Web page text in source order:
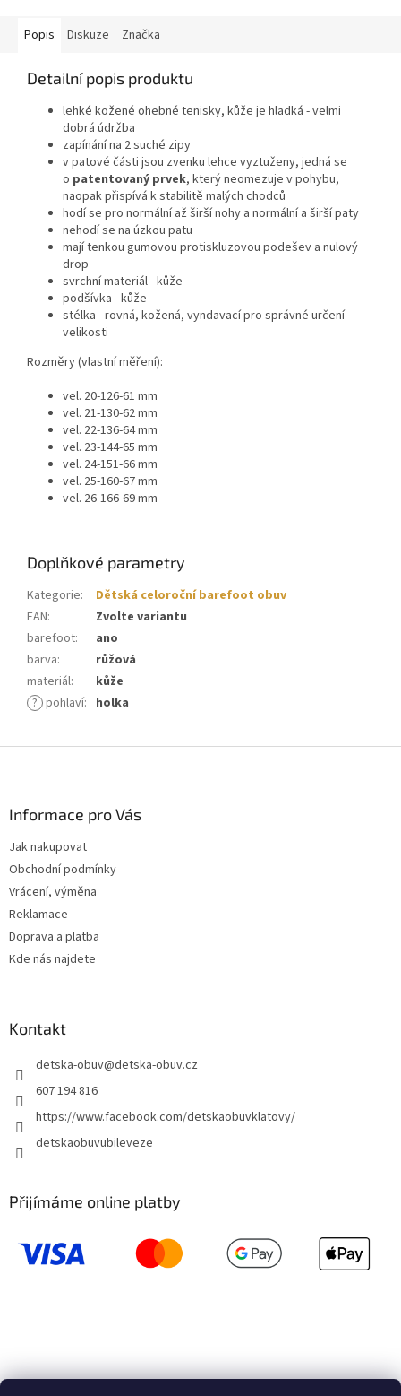
Popis Diskuze Značka
Detailní popis produktu
lehké kožené ohebné tenisky, kůže je hladká - velmi
dobrá údržba
zapínání na 2 suché zipy
v patové části jsou zvenku lehce vyztuženy, jedná se
o patentovaný prvek, který neomezuje v pohybu,
naopak přispívá k stabilitě malých chodců
hodí se pro normální až širší nohy a normální a širší paty
nehodí se na úzkou patu
mají tenkou gumovou protiskluzovou podešev a nulový
drop
svrchní materiál - kůže
podšívka - kůže
stélka - rovná, kožená, vyndavací pro správné určení
velikosti
Rozměry (vlastní měření):
vel. 20-126-61 mm
vel. 21-130-62 mm
vel. 22-136-64 mm
vel. 23-144-65 mm
vel. 24-151-66 mm
vel. 25-160-67 mm
vel. 26-166-69 mm
Doplňkové parametry
Kategorie:
Dětská celoroční barefoot obuv
EAN:
Zvolte variantu
barefoot:
ano
barva:
růžová
materiál:
kůže
? pohlaví: holka
Informace pro Vás
Jak nakupovat
Obchodní podmínky
Vrácení, výměna
Reklamace
Doprava a platba
Kde nás najdete
Kontakt
detska-obuv@detska-obuv.cz
607 194 816
https://www.facebook.com/detskaobuvklatovy/
detskaobuvubileveze
Přijímáme online platby